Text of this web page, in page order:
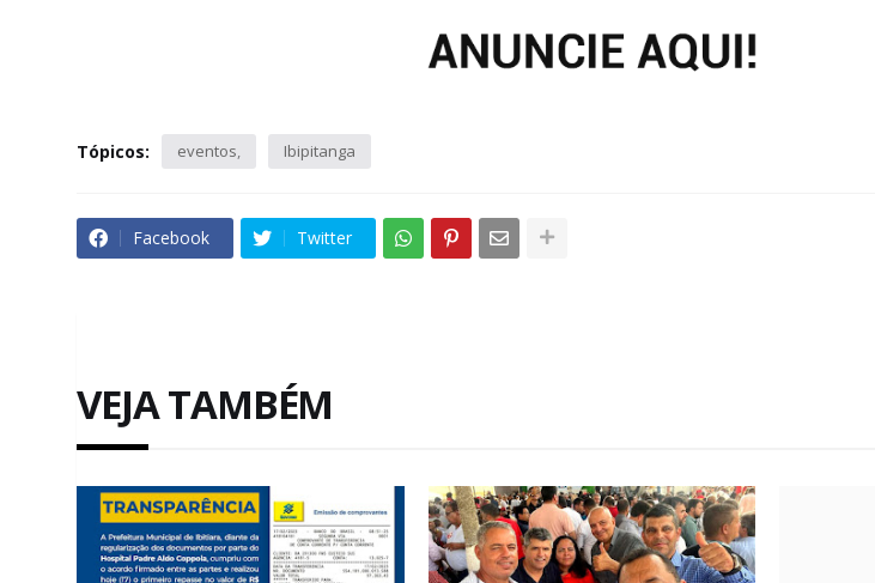
Tópicos: eventos Ibipitanga
Facebook Twitter
VEJA TAMBÉM